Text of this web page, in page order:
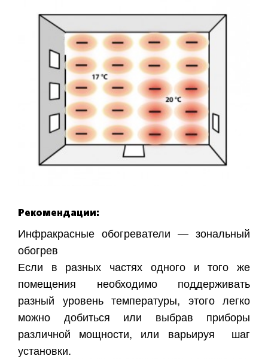
Рекомендации:
Инфракрасные обогреватели — зональный
обогрев
Если в разных частях одного и того же
помещения необходимо поддерживать
разный уровень температуры, этого легко
можно добиться или выбрав приборы
различной мощности, или варьируя шаг
установки.